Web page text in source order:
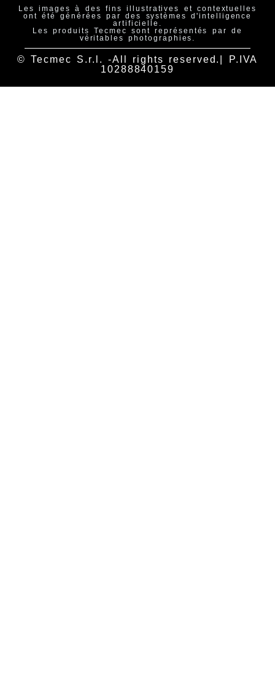
Les images à des fins illustratives et contextuelles
ont été générées par des systèmes d'intelligence
artificielle.
Les produits Tecmec sont représentés par de
véritables photographies.
© Tecmec S.r.l. -All rights reserved.| P.IVA
10288840159